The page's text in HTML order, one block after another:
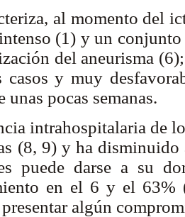
al momento del
(1) y un
del aneurisma
casos y muy
unas pocas semanas.
intrahospitalaria de
(8, 9) y ha
puede darse a su
en el 6 y el 63%
algún